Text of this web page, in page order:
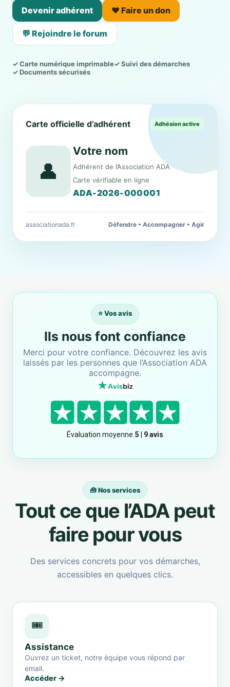
Devenir adhérent ❤️ Faire un don
💬 Rejoindre le forum
✓ Carte numérique imprimable✓ Suivi des démarches
✓ Documents sécurisés
Carte officielle d’adhérent Adhésion active
👤
Votre nom
Adhérent de l’Association ADA
Carte vérifiable en ligne
ADA-2026-000001
associationada.fr Défendre • Accompagner • Agir
⭐ Vos avis
Ils nous font confiance
Merci pour votre confiance. Découvrez les avis
laissés par les personnes que l’Association ADA
accompagne.
🧰 Nos services
Tout ce que l’ADA peut
faire pour vous
Des services concrets pour vos démarches,
accessibles en quelques clics.
🎟️
Assistance
Ouvrez un ticket, notre équipe vous répond par
email.
Accéder →